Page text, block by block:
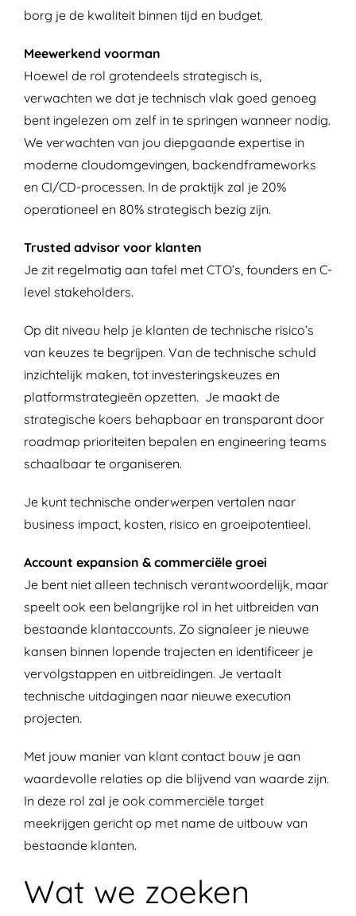
borg je de kwaliteit binnen tijd en budget.
Meewerkend voorman
Hoewel de rol grotendeels strategisch is,
verwachten we dat je technisch vlak goed genoeg
bent ingelezen om zelf in te springen wanneer nodig.
We verwachten van jou diepgaande expertise in
moderne cloudomgevingen, backendframeworks
en CI/CD-processen. In de praktijk zal je 20%
operationeel en 80% strategisch bezig zijn.
Trusted advisor voor klanten
Je zit regelmatig aan tafel met CTO’s, founders en C-
level stakeholders.
Op dit niveau help je klanten de technische risico’s
van keuzes te begrijpen. Van de technische schuld
inzichtelijk maken, tot investeringskeuzes en
platformstrategieën opzetten. Je maakt de
strategische koers behapbaar en transparant door
roadmap prioriteiten bepalen en engineering teams
schaalbaar te organiseren.
Je kunt technische onderwerpen vertalen naar
business impact, kosten, risico en groeipotentieel.
Account expansion & commerciële groei
Je bent niet alleen technisch verantwoordelijk, maar
speelt ook een belangrijke rol in het uitbreiden van
bestaande klantaccounts. Zo signaleer je nieuwe
kansen binnen lopende trajecten en identificeer je
vervolgstappen en uitbreidingen. Je vertaalt
technische uitdagingen naar nieuwe execution
projecten.
Met jouw manier van klant contact bouw je aan
waardevolle relaties op die blijvend van waarde zijn.
In deze rol zal je ook commerciële target
meekrijgen gericht op met name de uitbouw van
bestaande klanten.
Wat we zoeken